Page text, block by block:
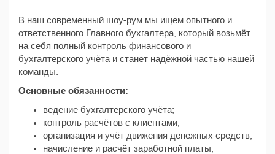
В наш современный шоу-рум мы ищем опытного и
ответственного Главного бухгалтера, который возьмёт
на себя полный контроль финансового и
бухгалтерского учёта и станет надёжной частью нашей
команды.
Основные обязанности:
ведение бухгалтерского учёта;
контроль расчётов с клиентами;
организация и учёт движения денежных средств;
начисление и расчёт заработной платы;